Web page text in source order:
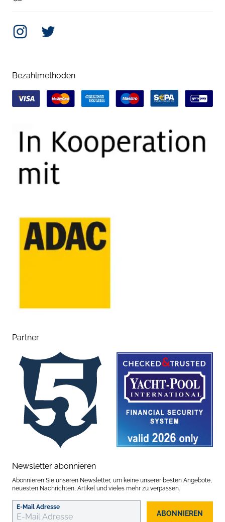
InstagramTwitter
Bezahlmethoden
Partner
Newsletter abonnieren
Abonnieren Sie unseren Newsletter, um keine unserer besten Angebote,
neuesten Nachrichten, Artikel und vieles mehr zu verpassen.
E-Mail Adresse
ABONNIEREN